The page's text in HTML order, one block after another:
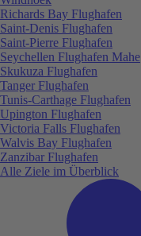
Richards Bay Flughafen
Saint-Denis Flughafen
Saint-Pierre Flughafen
Seychellen Flughafen Mahe
Skukuza Flughafen
Tanger Flughafen
Tunis-Carthage Flughafen
Upington Flughafen
Victoria Falls Flughafen
Walvis Bay Flughafen
Zanzibar Flughafen
Alle Ziele im Überblick